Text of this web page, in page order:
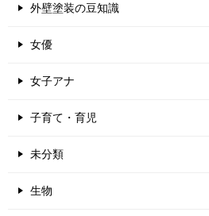
外壁塗装の豆知識
女優
女子アナ
子育て・育児
未分類
生物